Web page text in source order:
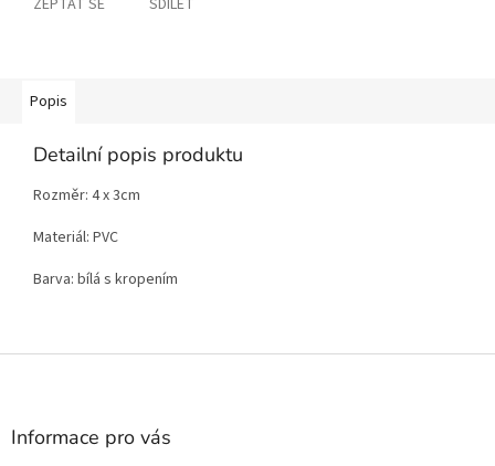
ZEPTAT SE SDÍLET
Popis
Detailní popis produktu
Rozměr: 4 x 3cm
Materiál: PVC
Barva: bílá s kropením
Z
Informace pro vás